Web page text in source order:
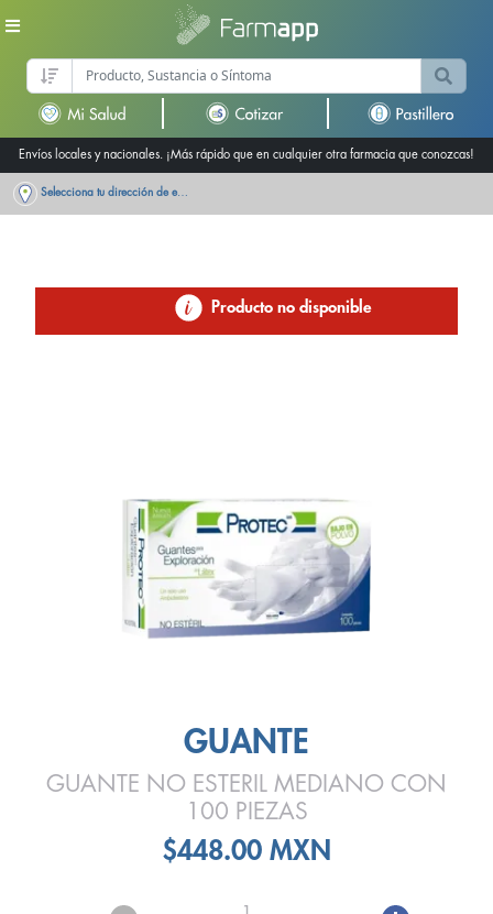
Envíos locales y nacionales. ¡Más rápido que en cualquier otra farmacia que conozcas!
Selecciona tu dirección de entrega
Producto no disponible
GUANTE
GUANTE NO ESTERIL MEDIANO CON
100 PIEZAS
$448.00 MXN